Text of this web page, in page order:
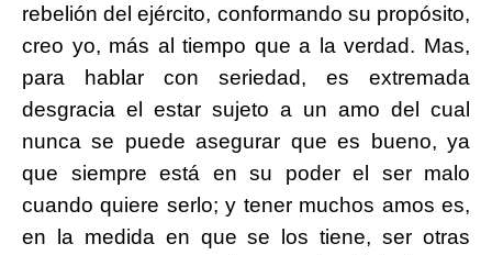
rebelión del ejército, conformando su propósito,
creo yo, más al tiempo que a la verdad. Mas,
para hablar con seriedad, es extremada
desgracia el estar sujeto a un amo del cual
nunca se puede asegurar que es bueno, ya
que siempre está en su poder el ser malo
cuando quiere serlo; y tener muchos amos es,
en la medida en que se los tiene, ser otras